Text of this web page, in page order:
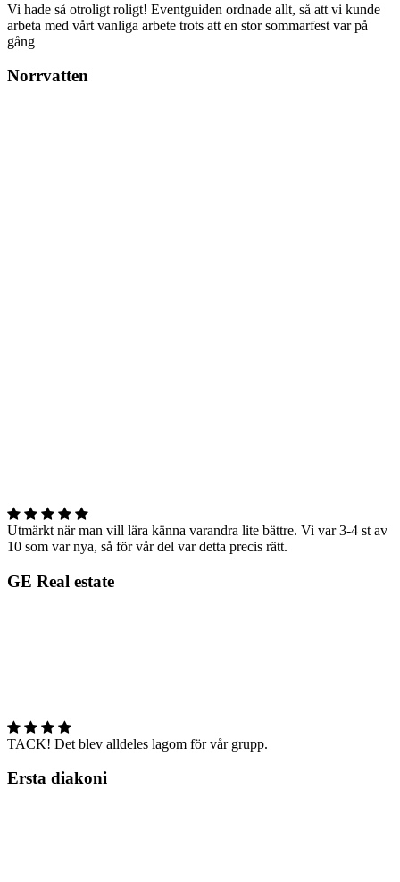
Vi hade så otroligt roligt! Eventguiden ordnade allt, så att vi kunde
arbeta med vårt vanliga arbete trots att en stor sommarfest var på
gång
Norrvatten
Utmärkt när man vill lära känna varandra lite bättre. Vi var 3-4 st av
10 som var nya, så för vår del var detta precis rätt.
GE Real estate
TACK! Det blev alldeles lagom för vår grupp.
Ersta diakoni